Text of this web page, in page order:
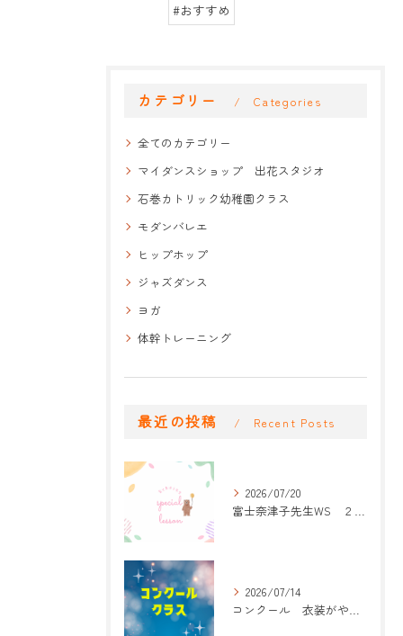
#おすすめ
カテゴリー Categories
全てのカテゴリー
マイダンスショップ 出花スタジオ
石巻カトリック幼稚園クラス
モダンバレエ
ヒップホップ
ジャズダンス
ヨガ
体幹トレーニング
最近の投稿 Recent Posts
2026/07/20
富士奈津子先生WS ２回目
2026/07/14
コンクール 衣装がやって来た！